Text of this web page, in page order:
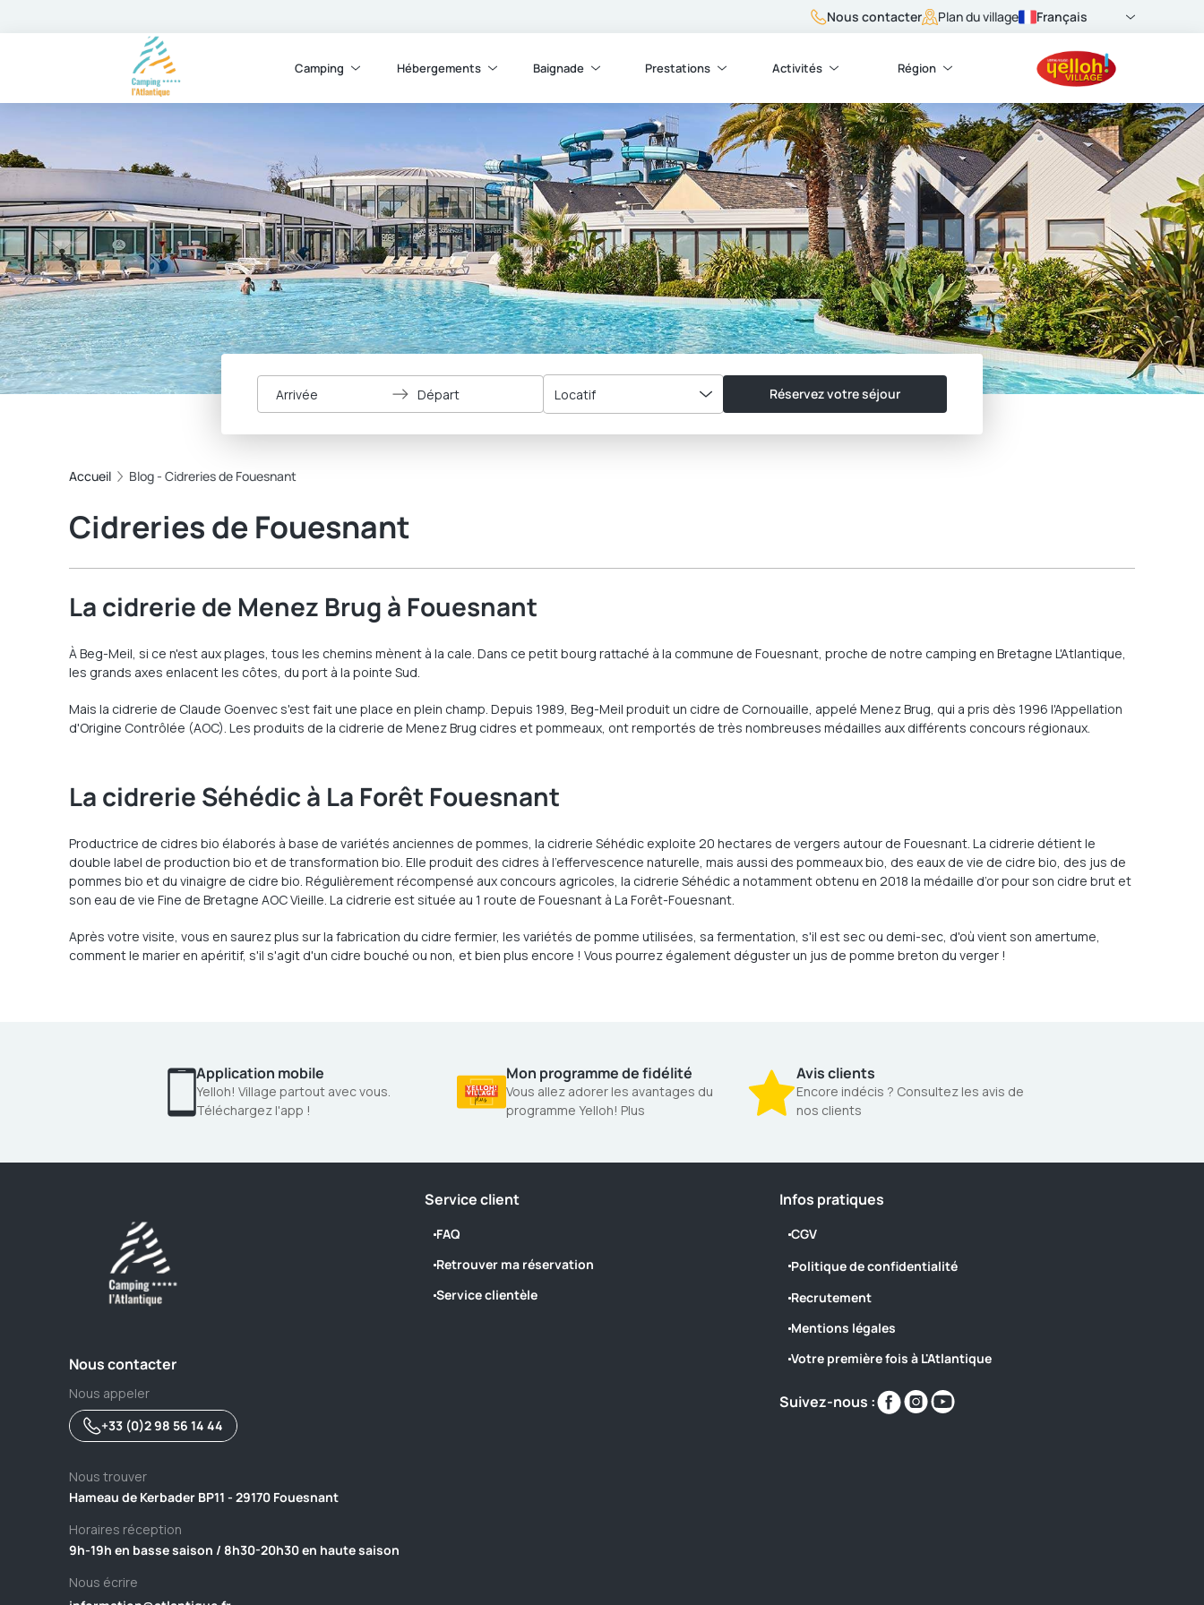
Nous contacter Plan du village Français
Camping Hébergements Baignade Prestations Activités Région
Arrivée Départ Locatif Réservez votre séjour
Accueil Blog - Cidreries de Fouesnant
Cidreries de Fouesnant
La cidrerie de Menez Brug à Fouesnant
À Beg-Meil, si ce n'est aux plages, tous les chemins mènent à la cale. Dans ce petit bourg rattaché à la commune de Fouesnant, proche de notre camping en Bretagne L'Atlantique,
les grands axes enlacent les côtes, du port à la pointe Sud.
Mais la cidrerie de Claude Goenvec s'est fait une place en plein champ. Depuis 1989, Beg-Meil produit un cidre de Cornouaille, appelé Menez Brug, qui a pris dès 1996 l'Appellation
d'Origine Contrôlée (AOC). Les produits de la cidrerie de Menez Brug cidres et pommeaux, ont remportés de très nombreuses médailles aux différents concours régionaux.
La cidrerie Séhédic à La Forêt Fouesnant
Productrice de cidres bio élaborés à base de variétés anciennes de pommes, la cidrerie Séhédic exploite 20 hectares de vergers autour de Fouesnant. La cidrerie détient le
double label de production bio et de transformation bio. Elle produit des cidres à l’effervescence naturelle, mais aussi des pommeaux bio, des eaux de vie de cidre bio, des jus de
pommes bio et du vinaigre de cidre bio. Régulièrement récompensé aux concours agricoles, la cidrerie Séhédic a notamment obtenu en 2018 la médaille d’or pour son cidre brut et
son eau de vie Fine de Bretagne AOC Vieille. La cidrerie est située au 1 route de Fouesnant à La Forêt-Fouesnant.
Après votre visite, vous en saurez plus sur la fabrication du cidre fermier, les variétés de pomme utilisées, sa fermentation, s'il est sec ou demi-sec, d'où vient son amertume,
comment le marier en apéritif, s'il s'agit d'un cidre bouché ou non, et bien plus encore ! Vous pourrez également déguster un jus de pomme breton du verger !
Application mobile
Yelloh! Village partout avec vous.
Téléchargez l'app !
Mon programme de fidélité
Vous allez adorer les avantages du
programme Yelloh! Plus
Avis clients
Encore indécis ? Consultez les avis de
nos clients
Nous contacter
Nous appeler
+33 (0)2 98 56 14 44
Nous trouver
Hameau de Kerbader BP11 - 29170 Fouesnant
Horaires réception
9h-19h en basse saison / 8h30-20h30 en haute saison
Nous écrire
Service client
FAQ
Retrouver ma réservation
Service clientèle
Infos pratiques
CGV
Politique de confidentialité
Recrutement
Mentions légales
Votre première fois à L'Atlantique
Suivez-nous :
Retrouvez-
nous
Retrouvez-
nous